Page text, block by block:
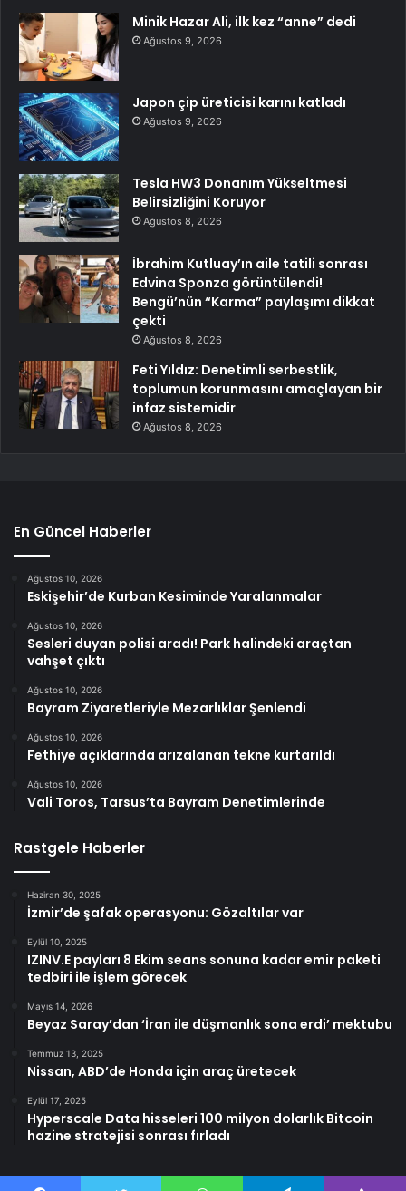
Minik Hazar Ali, ilk kez “anne” dedi
Ağustos 9, 2026
Japon çip üreticisi karını katladı
Ağustos 9, 2026
Tesla HW3 Donanım Yükseltmesi
Belirsizliğini Koruyor
Ağustos 8, 2026
İbrahim Kutluay’ın aile tatili sonrası
Edvina Sponza görüntülendi!
Bengü’nün “Karma” paylaşımı dikkat
çekti
Ağustos 8, 2026
Feti Yıldız: Denetimli serbestlik,
toplumun korunmasını amaçlayan bir
infaz sistemidir
Ağustos 8, 2026
En Güncel Haberler
Ağustos 10, 2026
Eskişehir’de Kurban Kesiminde Yaralanmalar
Ağustos 10, 2026
Sesleri duyan polisi aradı! Park halindeki araçtan
vahşet çıktı
Ağustos 10, 2026
Bayram Ziyaretleriyle Mezarlıklar Şenlendi
Ağustos 10, 2026
Fethiye açıklarında arızalanan tekne kurtarıldı
Ağustos 10, 2026
Vali Toros, Tarsus’ta Bayram Denetimlerinde
Rastgele Haberler
Haziran 30, 2025
İzmir’de şafak operasyonu: Gözaltılar var
Eylül 10, 2025
IZINV.E payları 8 Ekim seans sonuna kadar emir paketi
tedbiri ile işlem görecek
Mayıs 14, 2026
Beyaz Saray’dan ‘İran ile düşmanlık sona erdi’ mektubu
Temmuz 13, 2025
Nissan, ABD’de Honda için araç üretecek
Eylül 17, 2025
Hyperscale Data hisseleri 100 milyon dolarlık Bitcoin
hazine stratejisi sonrası fırladı